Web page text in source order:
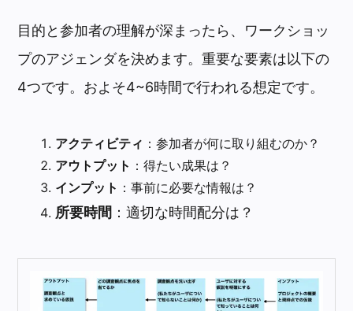
目的と参加者の理解が深まったら、ワークショッ
プのアジェンダを決めます。重要な要素は以下の
4つです。およそ4~6時間で行われる想定です。
アクティビティ ：参加者が何に取り組むのか？
アウトプット ：得たい成果は？
インプット ：事前に必要な情報は？
所要時間 ：適切な時間配分は？